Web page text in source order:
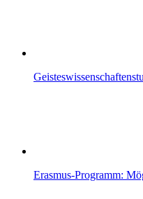
Erasmus-Programm: